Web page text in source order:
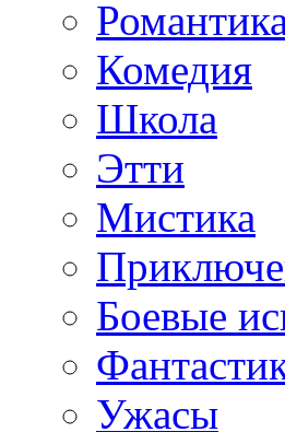
Комедия
Школа
Этти
Мистика
Боевые
Ужасы